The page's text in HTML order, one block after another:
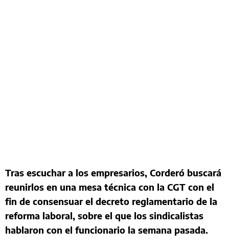
Tras escuchar a los empresarios, Corderó buscará
reunirlos en una mesa técnica con la CGT con el
fin de consensuar el decreto reglamentario de la
reforma laboral, sobre el que los sindicalistas
hablaron con el funcionario la semana pasada.